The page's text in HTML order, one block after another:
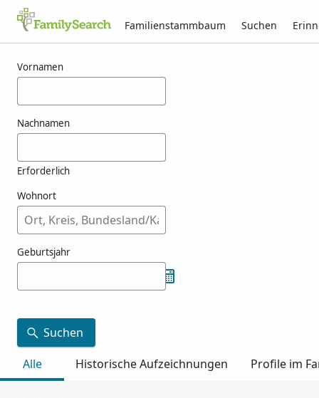
Familienstammbaum Suchen
Vornamen
Nachnamen
Erforderlich
Wohnort
Geburtsjahr
Suchen
Alle
Historische Aufzeichnungen Profile im